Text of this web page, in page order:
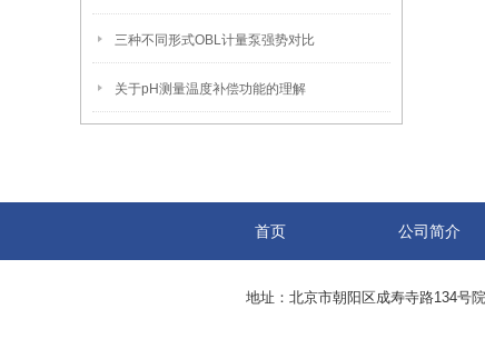
三种不同形式OBL计量泵强势对比
关于pH测量温度补偿功能的理解
首页 公司简介
地址：北京市朝阳区成寿寺路134号